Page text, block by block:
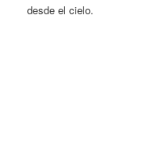
desde el cielo.